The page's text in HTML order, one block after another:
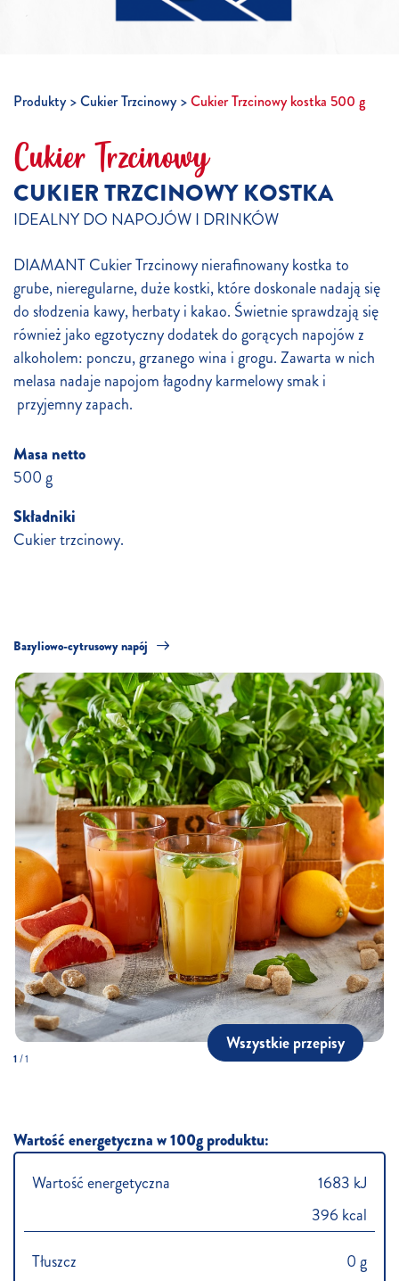
Produkty Cukier Trzcinowy Cukier Trzcinowy kostka 500 g
Cukier Trzcinowy
CUKIER TRZCINOWY KOSTKA
IDEALNY DO NAPOJÓW I DRINKÓW
DIAMANT Cukier Trzcinowy nierafinowany kostka to
grube, nieregularne, duże kostki, które doskonale nadają się
do słodzenia kawy, herbaty i kakao. Świetnie sprawdzają się
również jako egzotyczny dodatek do gorących napojów z
alkoholem: ponczu, grzanego wina i grogu. Zawarta w nich
melasa nadaje napojom łagodny karmelowy smak i
przyjemny zapach.
Masa netto
500 g
Składniki
Cukier trzcinowy.
Bazyliowo-cytrusowy napój
Wszystkie przepisy
1/1
Wartość energetyczna w 100g produktu:
Wartość energetyczna
1683 kJ
396 kcal
Tłuszcz
0 g